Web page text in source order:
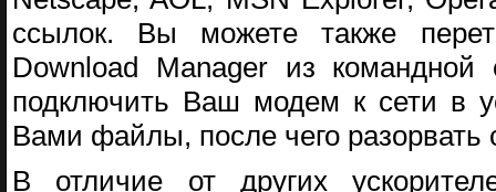
ссылок. Вы можете также
Download Manager из
подключить Ваш модем к сети в
Вами файлы, после чего
В отличие от других